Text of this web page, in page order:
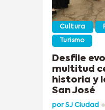
Cultura
Turismo
Desfile
multitud
historia y
San José
porSJ Ciudad